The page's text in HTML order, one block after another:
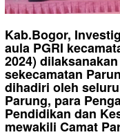
Kab.Bogor,
aula PGRI
2024)
sekecamatan
dihadiri oleh
Parung, para
Pendidikan dan
mewakili Camat